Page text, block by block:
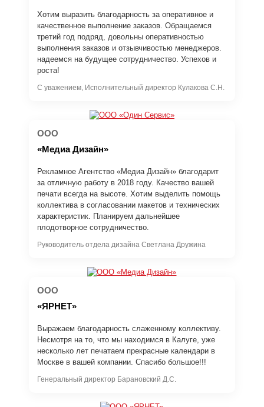
Хотим выразить благодарность за оперативное и
качественное выполнение заказов. Обращаемся
третий год подряд, довольны оперативностью
выполнения заказов и отзывчивостью менеджеров.
надеемся на будущее сотрудничество. Успехов и
роста!
С уважением, Исполнительный директор Кулакова С.Н.
ООО
«Медиа Дизайн»
Рекламное Агентство «Медиа Дизайн» благодарит
за отличную работу в 2018 году. Качество вашей
печати всегда на высоте. Хотим выделить помощь
коллектива в согласовании макетов и технических
характеристик. Планируем дальнейшее
плодотворное сотрудничество.
Руководитель отдела дизайна Светлана Дружина
ООО
«ЯРНЕТ»
Выражаем благодарность слаженному коллективу.
Несмотря на то, что мы находимся в Калуге, уже
несколько лет печатаем прекрасные календари в
Москве в вашей компании. Спасибо большое!!!
Генеральный директор Барановский Д.С.